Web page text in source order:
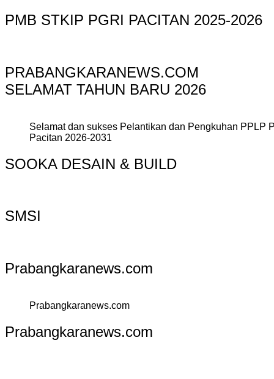
PMB STKIP PGRI PACITAN 2025-2026
PRABANGKARANEWS.COM
SELAMAT TAHUN BARU 2026
Selamat dan sukses Pelantikan dan Pengkuhan PPLP
Pacitan 2026-2031
SOOKA DESAIN & BUILD
SMSI
Prabangkaranews.com
Prabangkaranews.com
Prabangkaranews.com